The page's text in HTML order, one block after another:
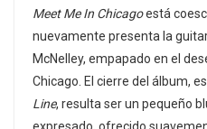
Meet Me In Chicagoestá
nuevamente presenta la
McNelley, empapado en el
Chicago. El cierre del álbum,
Line, resulta ser un pequeño